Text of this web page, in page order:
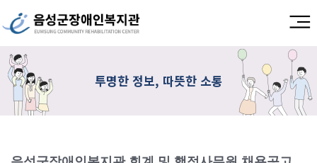
투명한 정보, 따뜻한 소통